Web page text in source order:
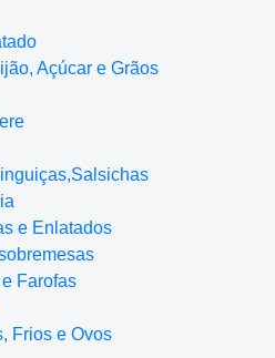
Açúcar e Grãos
e Enlatados
Farofas
Frios e Ovos